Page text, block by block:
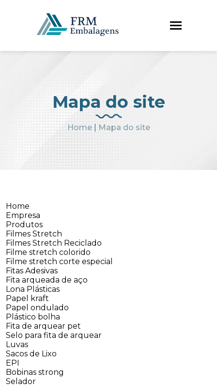
Mapa do site
Home| Mapa do site
Home
Empresa
Produtos
Filmes Stretch
Filmes Stretch Reciclado
Filme stretch colorido
Filme stretch corte especial
Fitas Adesivas
Fita arqueada de aço
Lona Plásticas
Papel kraft
Papel ondulado
Plástico bolha
Fita de arquear pet
Selo para fita de arquear
Luvas
Sacos de Lixo
EPI
Bobinas strong
Selador